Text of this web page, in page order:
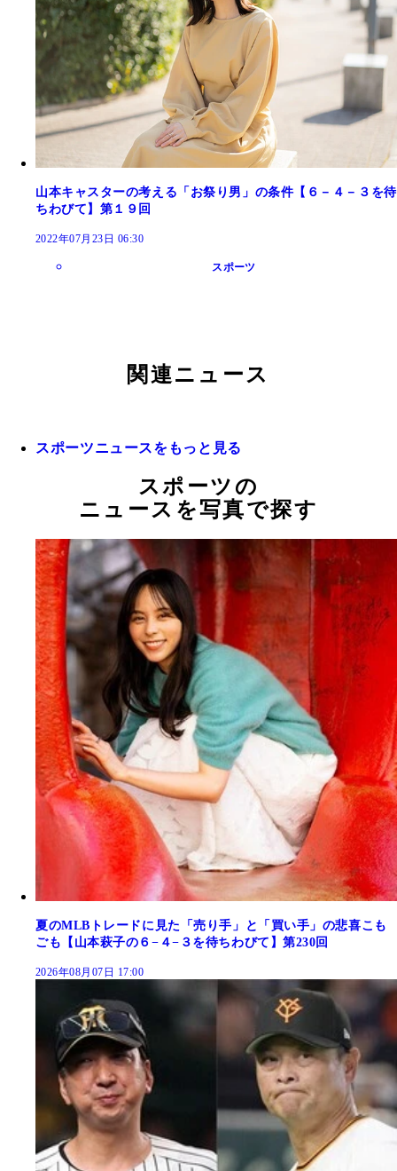
山本キャスターの考える「お祭り男」の条件【６－４－３を待
ちわびて】第１９回
2022年07月23日 06:30
スポーツ
関連ニュース
スポーツニュースをもっと見る
スポーツの
ニュースを写真で探す
夏のMLBトレードに見た「売り手」と「買い手」の悲喜こも
ごも【山本萩子の６−４−３を待ちわびて】第230回
2026年08月07日 17:00